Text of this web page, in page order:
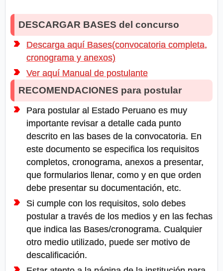
DESCARGAR BASES del concurso
Descarga aquí Bases(convocatoria completa,
cronograma y anexos)
Ver aquí Manual de postulante
RECOMENDACIONES para postular
Para postular al Estado Peruano es muy
importante revisar a detalle cada punto
descrito en las bases de la convocatoria. En
este documento se especifica los requisitos
completos, cronograma, anexos a presentar,
que formularios llenar, como y en que orden
debe presentar su documentación, etc.
Si cumple con los requisitos, solo debes
postular a través de los medios y en las fechas
que indica las Bases/cronograma. Cualquier
otro medio utilizado, puede ser motivo de
descalificación.